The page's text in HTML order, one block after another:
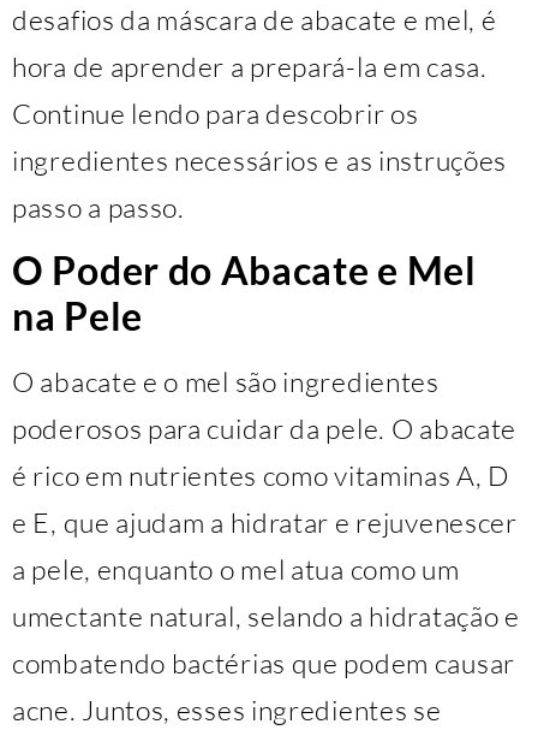
desafios da máscara de abacate e mel, é
hora de aprender a prepará-la em casa.
Continue lendo para descobrir os
ingredientes necessários e as instruções
passo a passo.
O Poder do Abacate e Mel
na Pele
O abacate e o mel são ingredientes
poderosos para cuidar da pele. O abacate
é rico em nutrientes como vitaminas A, D
e E, que ajudam a hidratar e rejuvenescer
a pele, enquanto o mel atua como um
umectante natural, selando a hidratação e
combatendo bactérias que podem causar
acne. Juntos, esses ingredientes se